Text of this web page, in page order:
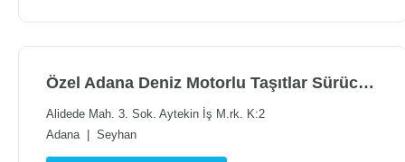
Özel Adana Deniz Motorlu Taşıtlar Sürücü Kursu
Alidede Mah. 3. Sok. Aytekin İş M.rk. K:2
Adana| Seyhan